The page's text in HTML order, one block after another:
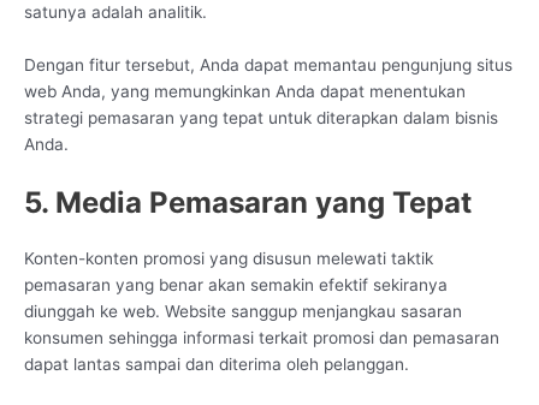
satunya adalah analitik.
Dengan fitur tersebut, Anda dapat memantau pengunjung situs
web Anda, yang memungkinkan Anda dapat menentukan
strategi pemasaran yang tepat untuk diterapkan dalam bisnis
Anda.
5. Media Pemasaran yang Tepat
Konten-konten promosi yang disusun melewati taktik
pemasaran yang benar akan semakin efektif sekiranya
diunggah ke web. Website sanggup menjangkau sasaran
konsumen sehingga informasi terkait promosi dan pemasaran
dapat lantas sampai dan diterima oleh pelanggan.